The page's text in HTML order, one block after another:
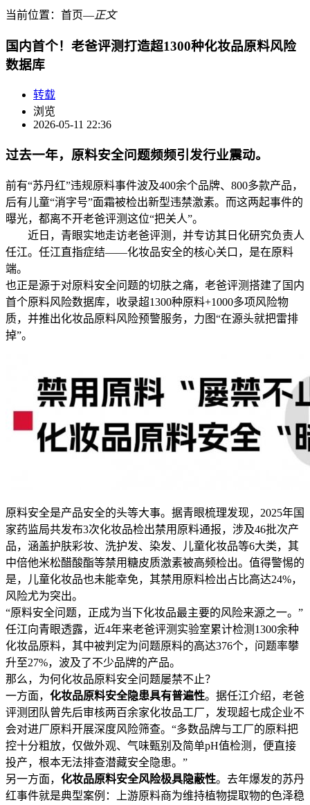
当前位置： 首页―正文
国内首个！老爸评测打造超1300种化妆品原料风险
数据库
转载
浏览
2026-05-11 22:36
过去一年，原料安全问题频频引发行业震动。
前有“苏丹红”违规原料事件波及400余个品牌、800多款产品，
后有儿童“消字号”面霜被检出新型违禁激素。而这两起事件的
曝光，都离不开老爸评测这位“把关人”。
近日，青眼实地走访老爸评测，并专访其日化研究负责人
任江。任江直指症结——化妆品安全的核心关口，是在原料
端。
也正是源于对原料安全问题的切肤之痛，老爸评测搭建了国内
首个原料风险数据库，收录超1300种原料+1000多项风险物
质，并推出化妆品原料风险预警服务，力图“在源头就把雷排
掉”。
原料安全是产品安全的头等大事。据青眼梳理发现，2025年国
家药监局共发布3次化妆品检出禁用原料通报，涉及46批次产
品，涵盖护肤彩妆、洗护发、染发、儿童化妆品等6大类，其
中倍他米松醋酸酯等禁用糖皮质激素被高频检出。值得警惕的
是，儿童化妆品也未能幸免，其禁用原料检出占比高达24%，
风险尤为突出。
“原料安全问题，正成为当下化妆品最主要的风险来源之一。”
任江向青眼透露，近4年来老爸评测实验室累计检测1300余种
化妆品原料，其中被判定为问题原料的高达376个，问题率攀
升至27%，波及了不少品牌的产品。
那么，为何化妆品原料安全问题屡禁不止？
一方面， 化妆品原料安全隐患具有普遍性。据任江介绍，老爸
评测团队曾先后审核两百余家化妆品工厂，发现超七成企业不
会对进厂原料开展深度风险筛查。“多数品牌与工厂的原料把
控十分粗放，仅做外观、气味甄别及简单pH值检测，便直接
投产，根本无法排查潜藏安全隐患。”
另一方面， 化妆品原料安全风险极具隐蔽性。去年爆发的苏丹
红事件就是典型案例：上游原料商为维持植物提取物的色泽稳